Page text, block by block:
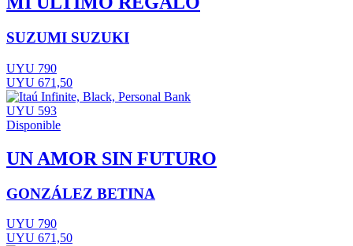
SUZUMI SUZUKI
UYU 790
UYU 671,50
UYU 593
Disponible
UN AMOR SIN FUTURO
GONZÁLEZ BETINA
UYU 790
UYU 671,50